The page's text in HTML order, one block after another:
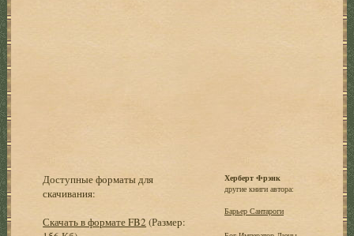
Доступные форматы для
скачивания:
Скачать в формате FB2 (Размер:
Херберт Фрэнк
другие книги автора:
Барьер Сантароги